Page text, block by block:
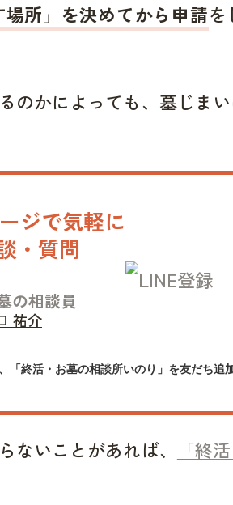
所」を決めてから申請
のかによっても、墓じま
ジで気軽に
・質問
の相談員
祐介
「終活・お墓の相談所いのり」を友だち追
いことがあれば、
「終